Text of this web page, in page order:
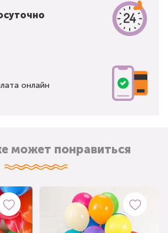
онлайн
может понравиться